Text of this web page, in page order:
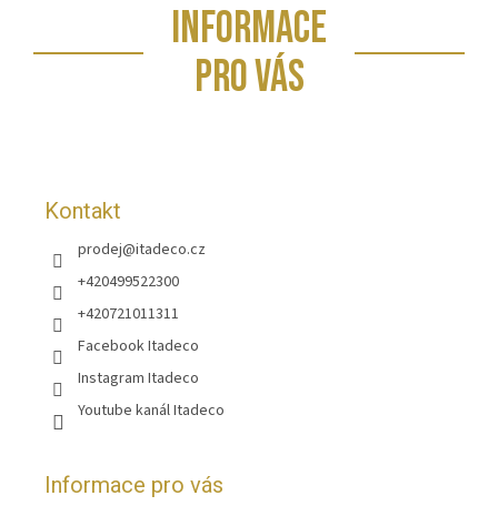
INFORMACE
PRO VÁS
Kontakt
prodej@itadeco.cz
+420499522300
+420721011311
Facebook Itadeco
Instagram Itadeco
Youtube kanál Itadeco
Informace pro vás